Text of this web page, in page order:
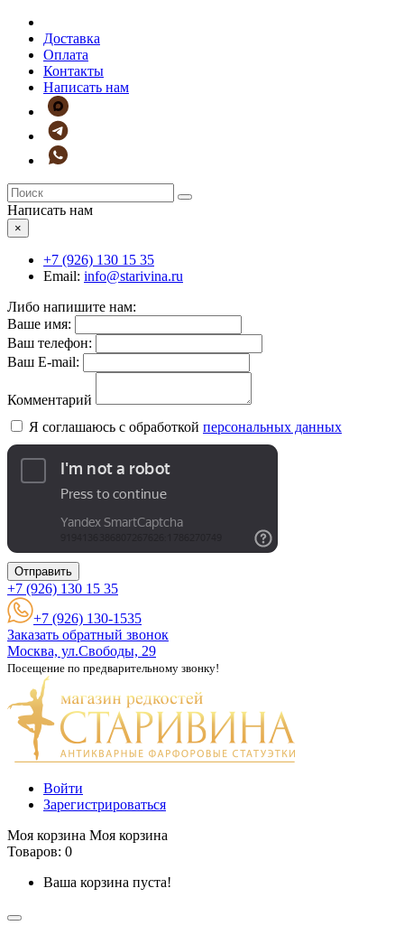
Доставка
Оплата
Контакты
Написать нам
Написать нам
×
+7 (926) 130 15 35
Email: info@starivina.ru
Либо напишите нам:
Ваше имя:
Ваш телефон:
Ваш E-mail:
Комментарий
Я соглашаюсь с обработкой персональных данных
Отправить
+7 (926) 130 15 35
+7 (926) 130-1535
Заказать обратный звонок
Москва, ул.Свободы, 29
Посещение по предварительному звонку!
Войти
Зарегистрироваться
Моя корзина Моя корзина
Товаров: 0
Ваша корзина пуста!